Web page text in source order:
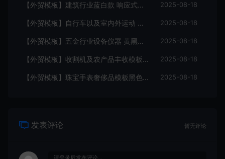
【外贸模板】建筑行业蓝白款 响应式模板静态html文件 2025-08-18
【外贸模板】自行车以及室内外运动 黑灰 响应式模板静态html文件 2025-08-18
【外贸模板】五金行业设备仪器 黄黑款 响应式模板静态html文件 2025-08-18
【外贸模板】收割机及农产品丰收模板 绿色 响应式模板静态html文件 2025-08-18
【外贸模板】珠宝手表奢侈品模板黑色 响应式模板静态html文件 2025-08-18
发表评论 暂无评论